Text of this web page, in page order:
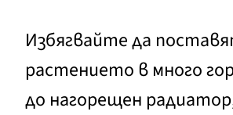
Избягвайте да
растението в много
до нагорещен